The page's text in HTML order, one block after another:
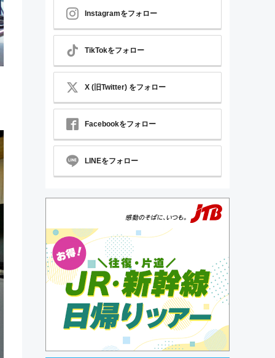
Instagramをフォロー
TikTokをフォロー
X (旧Twitter) をフォロー
Facebookをフォロー
LINEをフォロー